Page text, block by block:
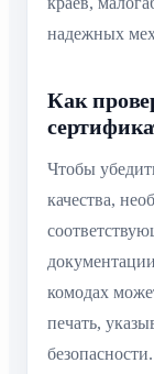
надежных
Как
Чтобы
качества,
комодах
печать,